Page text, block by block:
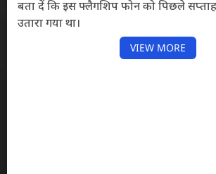
बता दें कि इस फ्लैगशिप फोन को पिछले सप्ताह
उतारा गया था।
VIEW MORE